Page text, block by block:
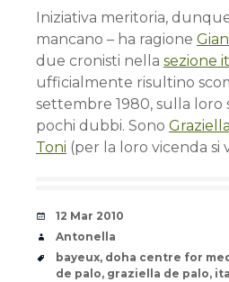
Iniziativa meritoria,
mancano – ha ragione
due cronisti nella sezione
ufficialmente risultino
settembre 1980, sulla loro
pochi dubbi. Sono
Toni (per la loro vicenda si
Date
12 Mar 2010
Author
Antonella
Tags
bayeux, doha centre for
de palo, graziella de palo,